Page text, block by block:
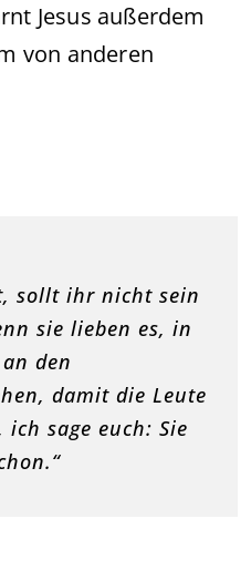
Jesus außerdem
von anderen
sollt ihr nicht sein
sie lieben es, in
den
damit die Leute
sage euch: Sie